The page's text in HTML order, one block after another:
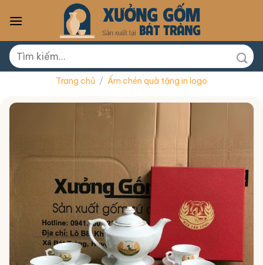
Tìm
kiếm:
Trang chủ / Ấm chén quà tặng in logo